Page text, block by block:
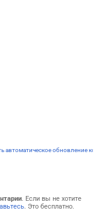
автоматическое обновление
. Если вы не хотите
. Это бесплатно.